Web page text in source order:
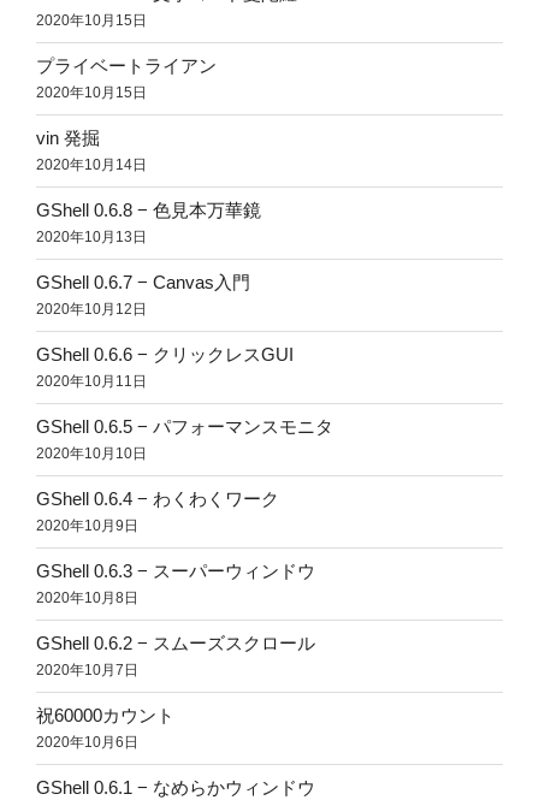
2020年10月15日
プライベートライアン
2020年10月15日
vin 発掘
2020年10月14日
GShell 0.6.8 − 色見本万華鏡
2020年10月13日
GShell 0.6.7 − Canvas入門
2020年10月12日
GShell 0.6.6 − クリックレスGUI
2020年10月11日
GShell 0.6.5 − パフォーマンスモニタ
2020年10月10日
GShell 0.6.4 − わくわくワーク
2020年10月9日
GShell 0.6.3 − スーパーウィンドウ
2020年10月8日
GShell 0.6.2 − スムーズスクロール
2020年10月7日
祝60000カウント
2020年10月6日
GShell 0.6.1 − なめらかウィンドウ